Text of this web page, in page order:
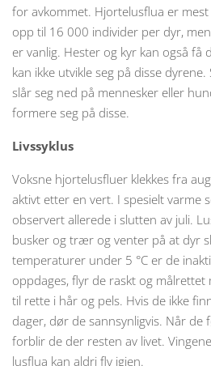
for avkommet. Hjortelusflua er
opp til 16 000 individer per dyr,
er vanlig. Hester og kyr kan også få
kan ikke utvikle seg på disse
slår seg ned på mennesker eller
formere seg på disse.
Livssyklus
Voksne hjortelusfluer klekkes fra
aktivt etter en vert. I spesielt varme
observert allerede i slutten av juli.
busker og trær og venter på at dyr
temperaturer under 5 °C er de
oppdages, flyr de raskt og
til rette i hår og pels. Hvis de ikke
dager, dør de sannsynligvis. Når
forblir de der resten av livet.
lusflua kan aldri fly igjen.